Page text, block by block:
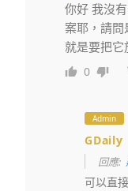
你好 我沒
案耶，請問
就是要把它
0
Admin
GDaily
回應:
可以直